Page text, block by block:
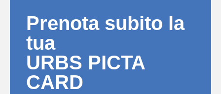
Prenota subito la
tua
URBS PICTA
CARD